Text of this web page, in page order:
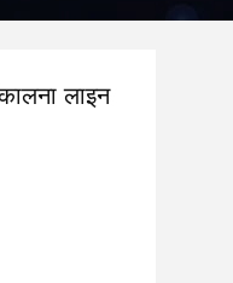
लाइन